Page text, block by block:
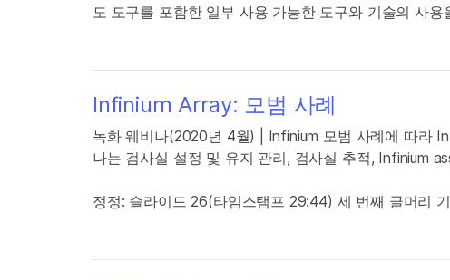
도 도구를 포함한 일부 사용 가능한 도구와 기술의 사용
Infinium Array: 모범 사례
녹화 웨비나(2020년 4월) | Infinium 모범 사례에 따라
나는 검사실 설정 및 유지 관리, 검사실 추적, Infinium
정정: 슬라이드 26(타임스탬프 29:44) 세 번째 글머리